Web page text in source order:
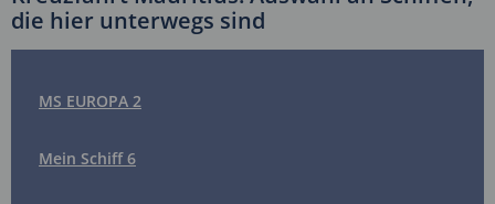
die hier unterwegs sind
MS EUROPA 2
Mein Schiff 6